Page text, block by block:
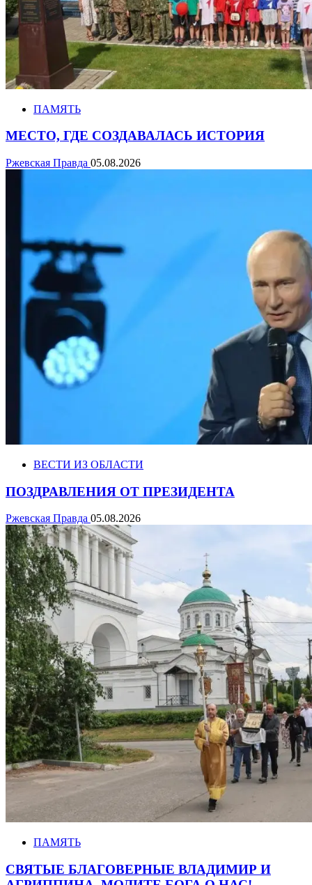
ПАМЯТЬ
МЕСТО, ГДЕ СОЗДАВАЛАСЬ ИСТОРИЯ
Ржевская Правда 05.08.2026
ВЕСТИ ИЗ ОБЛАСТИ
ПОЗДРАВЛЕНИЯ ОТ ПРЕЗИДЕНТА
Ржевская Правда 05.08.2026
ПАМЯТЬ
СВЯТЫЕ БЛАГОВЕРНЫЕ ВЛАДИМИР И